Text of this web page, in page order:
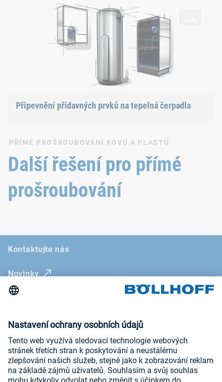
Připevnění přídavných prvků na tepelná čerpadla
PŘÍMÉ PROŠROUBOVÁNÍ KOVŮ A PLASTŮ
Další řešení pro přímé
prošroubování
Kontaktujte nás
Novinky
Veletrhy a odborné semináře
Kontakt
Všeobecné obchodní podmínky
Prohlášení o ochraně osobních údajů
Vnitřní oznamovací systém